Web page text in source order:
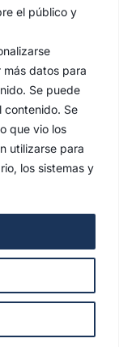
el público y
más datos para
Se puede
contenido. Se
que vio los
utilizarse para
los sistemas y
los derechos